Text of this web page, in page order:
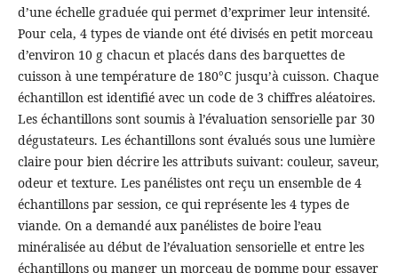
d’une échelle graduée qui permet d’exprimer leur intensité.
Pour cela, 4 types de viande ont été divisés en petit morceau
d’environ 10 g chacun et placés dans des barquettes de
cuisson à une température de 180°C jusqu’à cuisson. Chaque
échantillon est identifié avec un code de 3 chiffres aléatoires.
Les échantillons sont soumis à l’évaluation sensorielle par 30
dégustateurs. Les échantillons sont évalués sous une lumière
claire pour bien décrire les attributs suivant: couleur, saveur,
odeur et texture. Les panélistes ont reçu un ensemble de 4
échantillons par session, ce qui représente les 4 types de
viande. On a demandé aux panélistes de boire l’eau
minéralisée au début de l’évaluation sensorielle et entre les
échantillons ou manger un morceau de pomme pour essayer